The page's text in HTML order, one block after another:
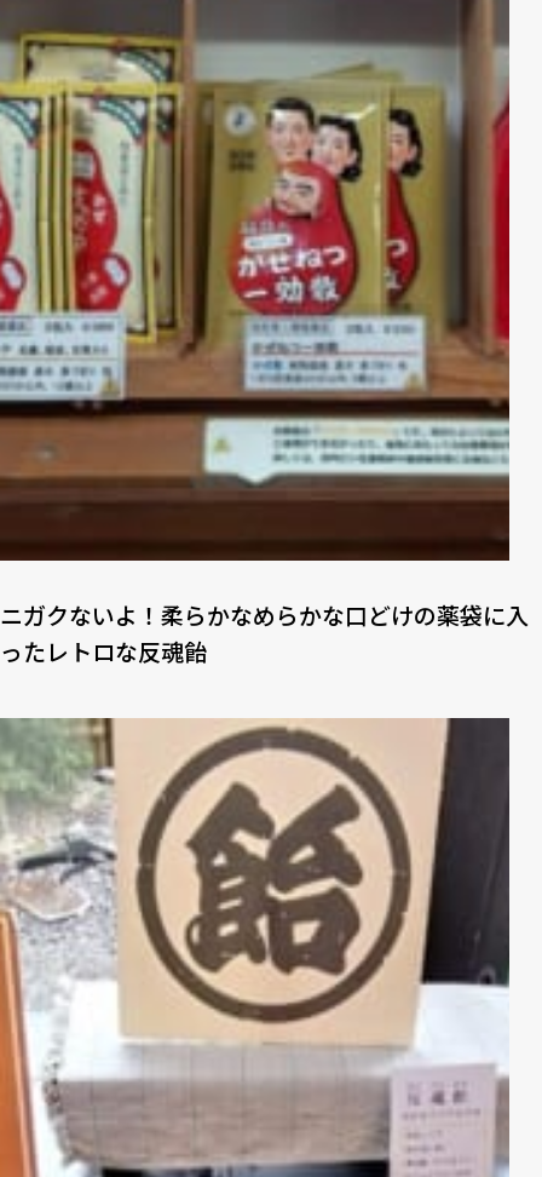
ニガクないよ！柔らかなめらかな口どけの薬袋に入
ったレトロな反魂飴